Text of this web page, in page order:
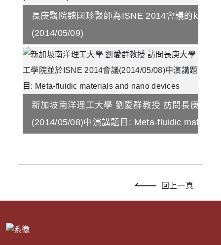
長庚醫院魏國珍醫師為ISNE 2014會議的
(2014/05/09)
新加坡南洋理工大學 劉愛群教授 訪問長庚大
(2014/05/08)中演講題目: Meta-fluidic
回上一頁